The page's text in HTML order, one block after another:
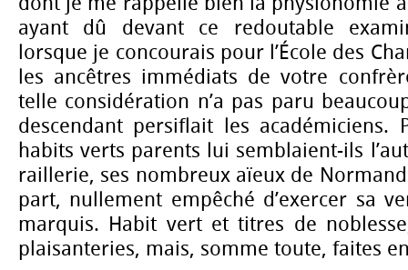
ayant dû devant ce redoutable
lorsque je concourais pour l’École des
les ancêtres immédiats de votre
telle considération n’a pas paru
descendant persiflait les académiciens.
habits verts parents lui semblaient-ils
raillerie, ses nombreux aïeux de
part, nullement empêché d’exercer sa
marquis. Habit vert et titres de
plaisanteries, mais, somme toute, faites